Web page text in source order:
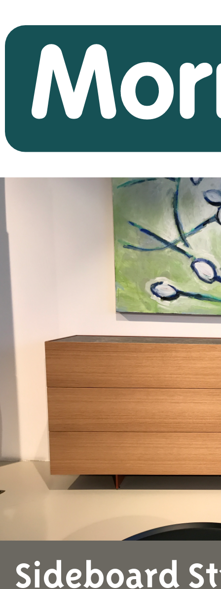
Sideboard